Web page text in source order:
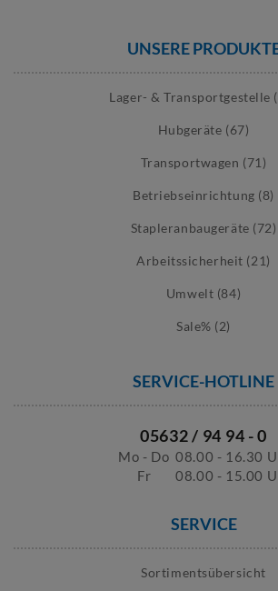
UNSERE
Lager- & Transportgestelle
Hubgeräte (67)
Transportwagen (71)
Betriebseinrichtung (8)
Stapleranbaugeräte (72)
Arbeitssicherheit (21)
Umwelt (84)
Sale% (2)
SERVICE-HOTLINE
05632 / 94 94 - 0
Mo - Do 08.00 - 16.30
Fr
08.00 - 15.00
SERVICE
Sortimentsübersicht